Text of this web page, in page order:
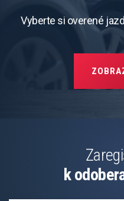
Vyberte si overené
k